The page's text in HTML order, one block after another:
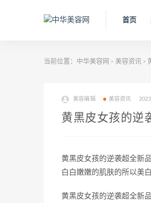
首页
当前位置： 中华美容网 > 美容资讯 >
美容编辑 美容资讯
黄黑皮女孩的逆
黄黑皮女孩的逆袭超全新
白白嫩嫩的肌肤的所以美
黄黑皮女孩的逆袭超全新